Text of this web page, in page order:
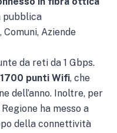
pubblica
Aziende
da reti da 1 Gbps.
1700 punti Wifi, che
dell’anno. Inoltre, per
ha messo a
della connettività